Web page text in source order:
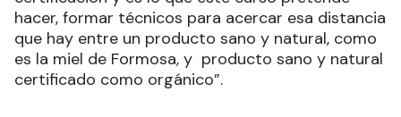
hacer, formar técnicos para acercar esa distancia
que hay entre un producto sano y natural, como
es la miel de Formosa, y producto sano y natural
certificado como orgánico”.